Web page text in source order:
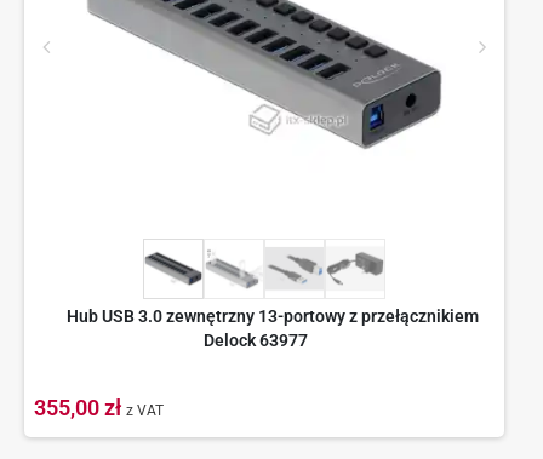
Hub USB 3.0 zewnętrzny 13-portowy z przełącznikiem
Delock 63977
355,00 zł z VAT